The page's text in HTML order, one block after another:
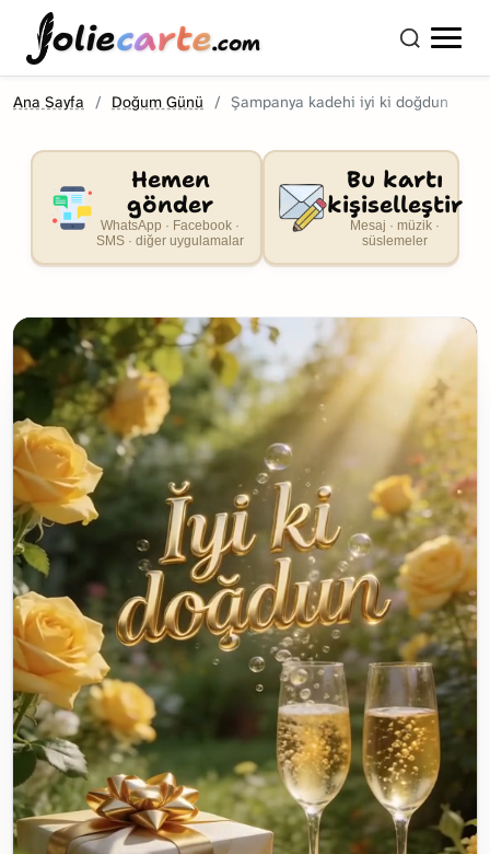
oliecarte.com
Ana Sayfa Doğum Günü Şampanya kadehi iyi ki doğdun
Hemen
gönder
WhatsApp · Facebook ·
SMS · diğer uygulamalar
Bu kartı
kişiselleştir
Mesaj · müzik ·
süslemeler